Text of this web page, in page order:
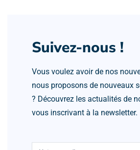
Suivez-nous !
Vous voulez avoir de nos
nous proposons de nouveaux
? Découvrez les actualités de
vous inscrivant à la newsletter.